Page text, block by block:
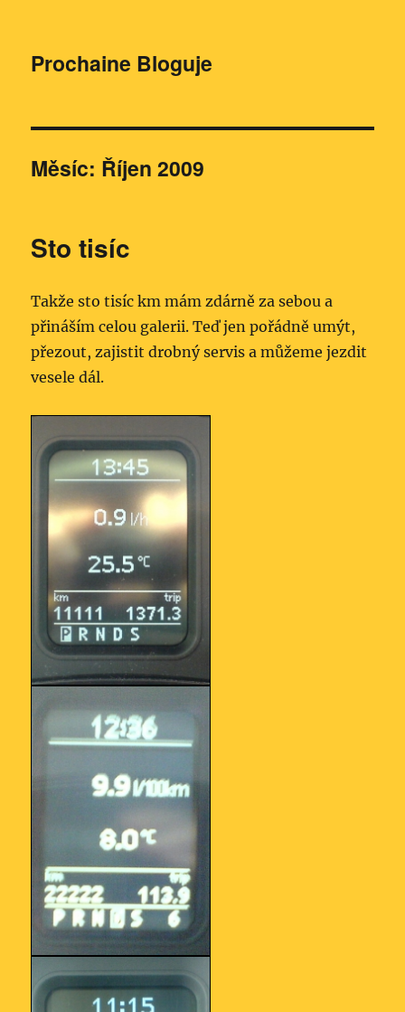
Prochaine Bloguje
Měsíc: Říjen 2009
Sto tisíc
Takže sto tisíc km mám zdárně za sebou a
přináším celou galerii. Teď jen pořádně umýt,
přezout, zajistit drobný servis a můžeme jezdit
vesele dál.